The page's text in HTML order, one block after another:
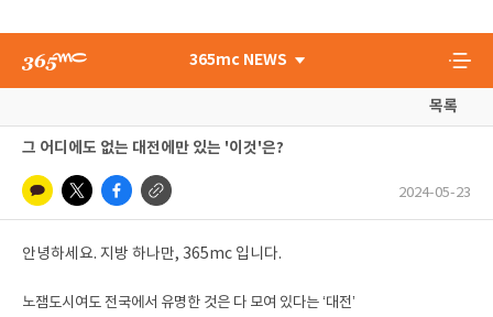
365mc NEWS
목록
그 어디에도 없는 대전에만 있는 '이것'은?
2024-05-23
안녕하세요. 지방 하나만, 365mc 입니다.
노잼도시여도 전국에서 유명한 것은 다 모여 있다는 ‘대전’